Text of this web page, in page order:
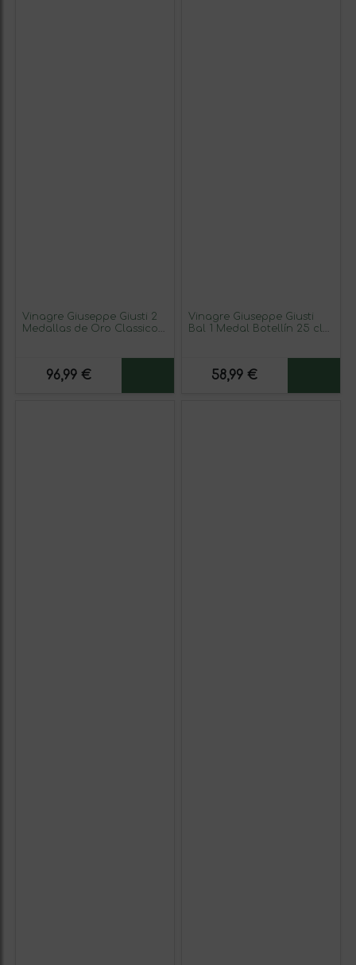
Vinagre Giuseppe Giusti 2
Medallas de Oro Classico
96,99 €
Vinagre Giuseppe Giusti
Bal 1 Medal Botellín 25 cl
58,99 €